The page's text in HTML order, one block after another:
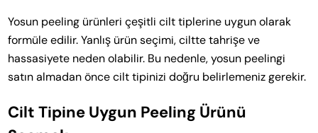
Yosun peeling ürünleri çeşitli cilt tiplerine uygun olarak
formüle edilir. Yanlış ürün seçimi, ciltte tahrişe ve
hassasiyete neden olabilir. Bu nedenle, yosun peelingi
satın almadan önce cilt tipinizi doğru belirlemeniz gerekir.
Cilt Tipine Uygun Peeling Ürünü